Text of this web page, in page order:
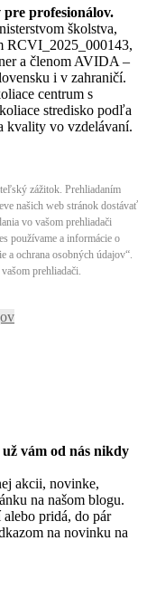
profesionálov.
školstva,
RCVI_2025_000143,
a členom AVIDA –
i v zahraničí.​​​​​​​​​​​​​​​​
centrum s
stredisko podľa
kvality vo vzdelávaní.
zážitok. Prehliadaním
našich web stránok dostávať
vo vašom prehliadači
používame a informácie o
a ochrana osobných údajov“.
prehliadači.
ž vám od nás nikdy
akcii, novinke,
na našom blogu.
pridá, do pár
na novinku na